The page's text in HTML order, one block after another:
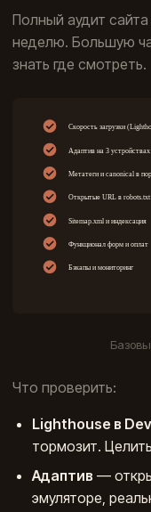
Полный аудит
неделю. Большую
знать где смотреть.
Что проверить:
Lighthouse в
тормозит.
Адаптив —
эмуляторе,